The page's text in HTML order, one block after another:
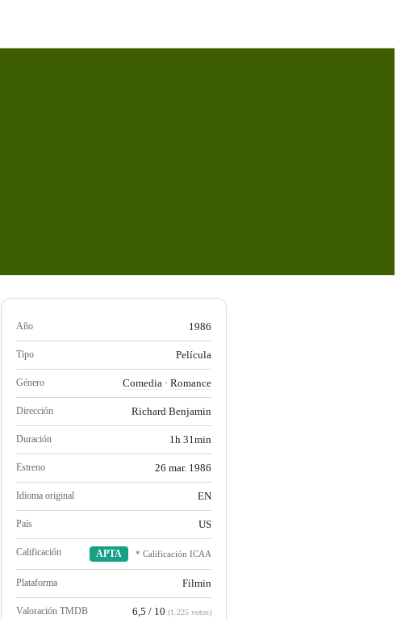
Año 1986
Tipo Película
Género Comedia · Romance
Dirección Richard Benjamin
Duración 1h 31min
Estreno 26 mar. 1986
Idioma original EN
País US
Calificación APTA * Calificación ICAA
Plataforma Filmin
Valoración TMDB 6,5 / 10 (1.225 votos)